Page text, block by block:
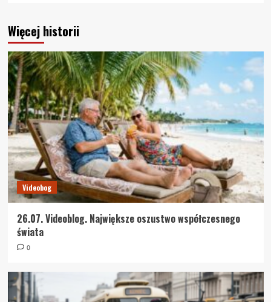
Więcej historii
Videobog
26.07. Videoblog. Największe oszustwo współczesnego
świata
0